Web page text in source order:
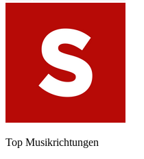
Top Musikrichtungen